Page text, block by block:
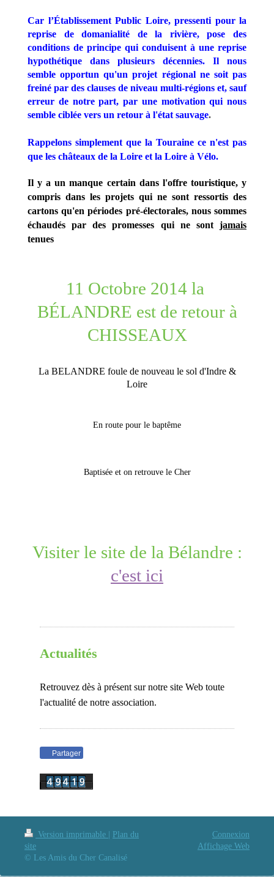
Car l’Établissement Public Loire, pressenti pour la
reprise de domanialité de la rivière, pose des
conditions de principe qui conduisent à une reprise
hypothétique dans plusieurs décennies. Il nous
semble opportun qu'un projet régional ne soit pas
freiné par des clauses de niveau multi-régions et, sauf
erreur de notre part, par une motivation qui nous
semble ciblée vers un retour à l'état sauvage.
Rappelons simplement que la Touraine ce n'est pas
que les châteaux de la Loire et la Loire à Vélo.
Il y a un manque certain dans l'offre touristique, y
compris dans les projets qui ne sont ressortis des
cartons qu'en périodes pré-électorales, nous sommes
échaudés par des promesses qui ne sont jamais
tenues
11 Octobre 2014 la
BÉLANDRE est de retour à
CHISSEAUX
La BELANDRE foule de nouveau le sol d'Indre &
Loire
En route pour le baptême
Baptisée et on retrouve le Cher
Visiter le site de la Bélandre :
c'est ici
Actualités
Retrouvez dès à présent sur notre site Web toute
l'actualité de notre association.
Partager
Version imprimable
Plan du
site
© Les Amis du Cher Canalisé
Connexion
Affichage Web